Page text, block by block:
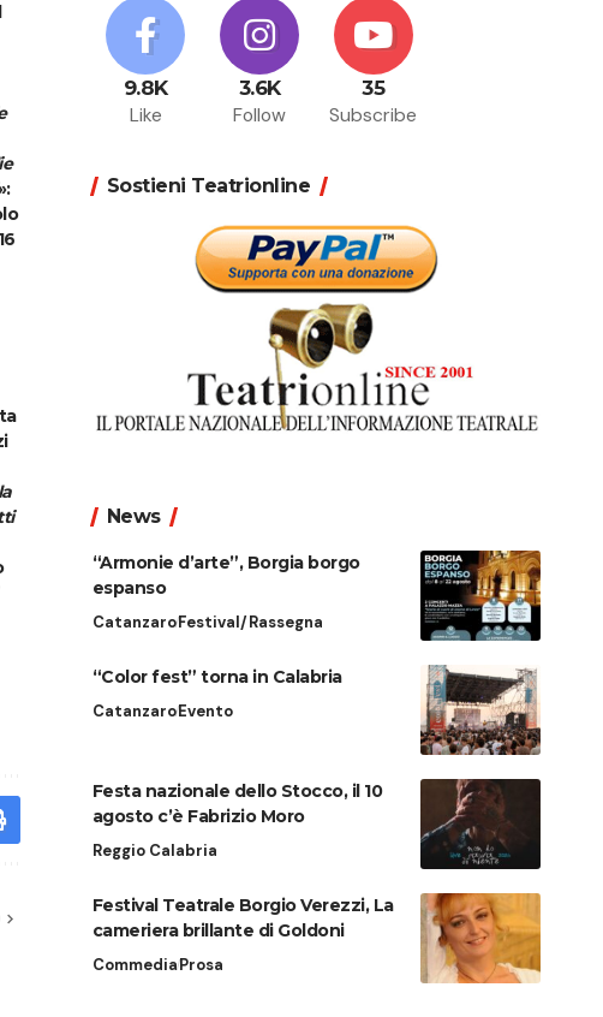
9.8K
Like
3.6K
Follow
35
Subscribe
Sostieni Teatrionline
News
“Armonie d’arte”, Borgia borgo
espanso
CatanzaroFestival/Rassegna
“Color fest” torna in Calabria
CatanzaroEvento
Festa nazionale dello Stocco, il 10
agosto c’è Fabrizio Moro
Reggio Calabria
Festival Teatrale Borgio Verezzi, La
cameriera brillante di Goldoni
CommediaProsa